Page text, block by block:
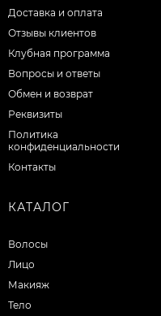
Доставка и оплата
Отзывы клиентов
Клубная программа
Вопросы и ответы
Обмен и возврат
Реквизиты
Политика
конфиденциальности
Контакты
КАТАЛОГ
Волосы
Лицо
Макияж
Тело